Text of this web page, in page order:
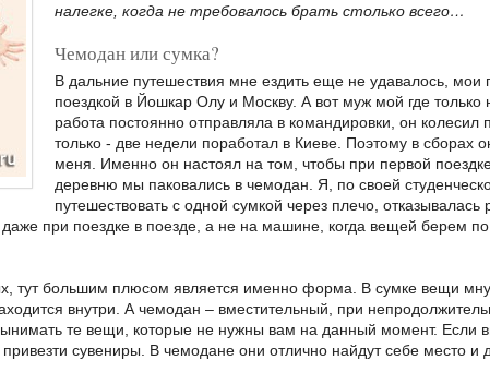
налегке, когда не требовалось брать столько всего…
Чемодан или сумка?
В дальние путешествия мне ездить еще не удавалось, мои
поездкой в Йошкар Олу и Москву. А вот муж мой где
работа постоянно отправляла в командировки, он колесил
только - две недели поработал в Киеве. Поэтому в сборах
меня. Именно он настоял на том, чтобы при первой
деревню мы паковались в чемодан. Я, по своей
путешествовать с одной сумкой через плечо, отказывалась
при поездке в поезде, а не на машине, когда вещей берем
тут большим плюсом является именно форма. В сумке вещи
внутри. А чемодан – вместительный, при
те вещи, которые не нужны вам на данный момент. Если
сувениры. В чемодане они отлично найдут себе место и